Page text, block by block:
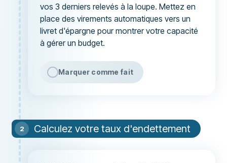
vos 3 derniers relevés à la loupe. Mettez en
place des virements automatiques vers un
livret d'épargne pour montrer votre capacité
à gérer un budget.
Marquer comme fait
Calculez votre taux d'endettement